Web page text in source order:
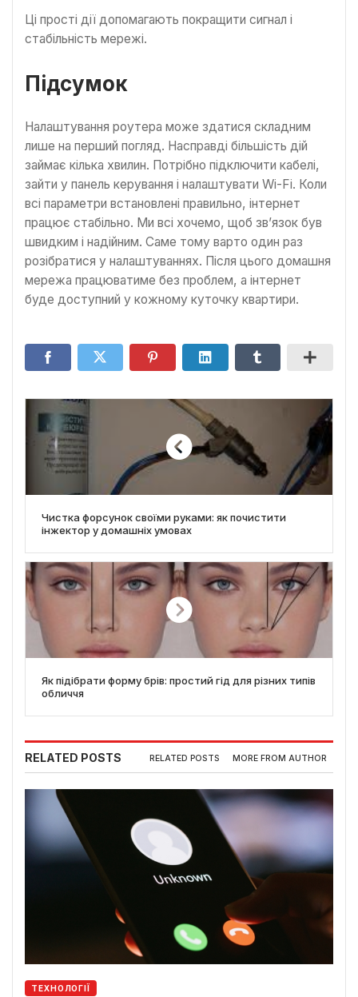
Ці прості дії допомагають покращити сигнал і
стабільність мережі.
Підсумок
Налаштування роутера може здатися складним
лише на перший погляд. Насправді більшість дій
займає кілька хвилин. Потрібно підключити кабелі,
зайти у панель керування і налаштувати Wi-Fi. Коли
всі параметри встановлені правильно, інтернет
працює стабільно. Ми всі хочемо, щоб зв’язок був
швидким і надійним. Саме тому варто один раз
розібратися у налаштуваннях. Після цього домашня
мережа працюватиме без проблем, а інтернет
буде доступний у кожному куточку квартири.
Чистка форсунок своїми руками: як почистити
інжектор у домашніх умовах
Як підібрати форму брів: простий гід для різних типів
обличчя
RELATED POSTS RELATED POSTS MORE FROM AUTHOR
ТЕХНОЛОГІЇ